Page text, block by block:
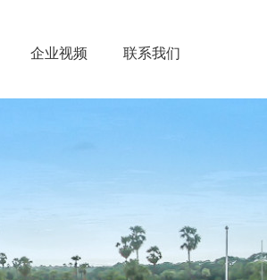
企业视频 联系我们